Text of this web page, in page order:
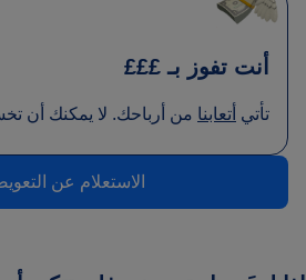
أنت تفوز بـ £££
تأتي أتعابنا من أرباحك. لا يمكنك أن
الاستعلام عن